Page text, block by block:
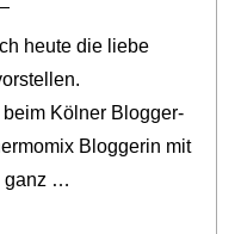
heute die liebe
Kölner Blogger-
Bloggerin mit
ganz …